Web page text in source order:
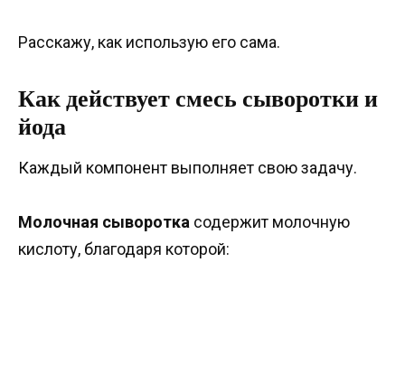
Расскажу, как использую его сама.
Как действует смесь сыворотки и
йода
Каждый компонент выполняет свою задачу.
Молочная сыворотка содержит молочную
кислоту, благодаря которой: